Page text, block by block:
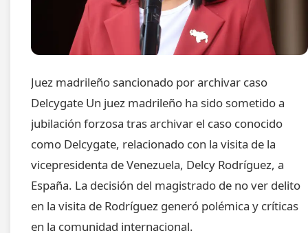
Juez madrileño sancionado por archivar caso
Delcygate Un juez madrileño ha sido sometido a
jubilación forzosa tras archivar el caso conocido
como Delcygate, relacionado con la visita de la
vicepresidenta de Venezuela, Delcy Rodríguez, a
España. La decisión del magistrado de no ver delito
en la visita de Rodríguez generó polémica y críticas
en la comunidad internacional.